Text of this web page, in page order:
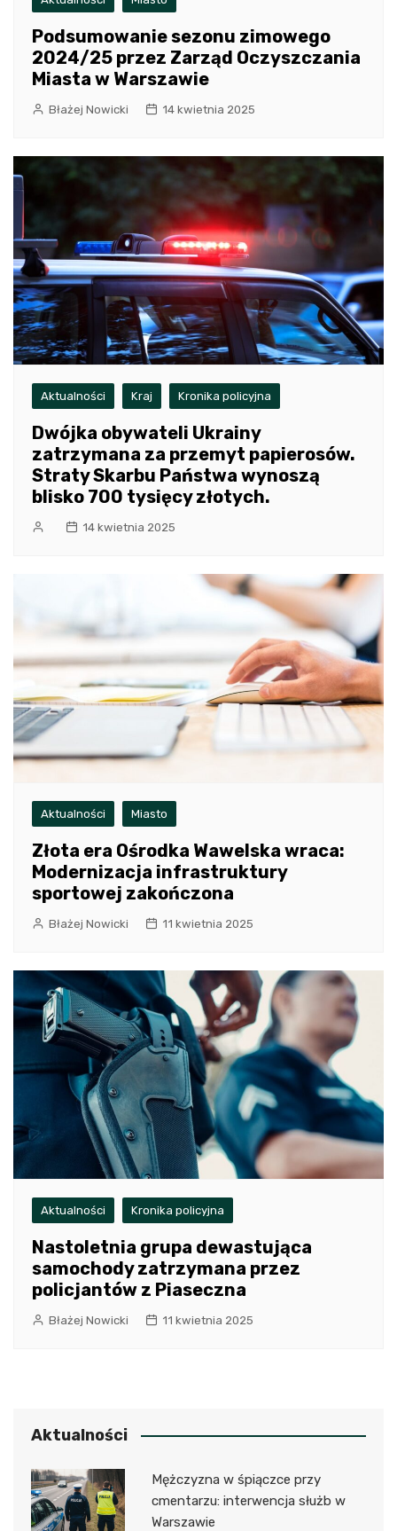
Podsumowanie sezonu zimowego
2024/25 przez Zarząd Oczyszczania
Miasta w Warszawie
Błażej Nowicki 14 kwietnia 2025
Aktualności Kraj Kronika policyjna
Dwójka obywateli Ukrainy
zatrzymana za przemyt papierosów.
Straty Skarbu Państwa wynoszą
blisko 700 tysięcy złotych.
14 kwietnia 2025
Aktualności Miasto
Złota era Ośrodka Wawelska wraca:
Modernizacja infrastruktury
sportowej zakończona
Błażej Nowicki 11 kwietnia 2025
Aktualności Kronika policyjna
Nastoletnia grupa dewastująca
samochody zatrzymana przez
policjantów z Piaseczna
Błażej Nowicki 11 kwietnia 2025
Aktualności
Mężczyzna w śpiączce przy
cmentarzu: interwencja służb w
Warszawie